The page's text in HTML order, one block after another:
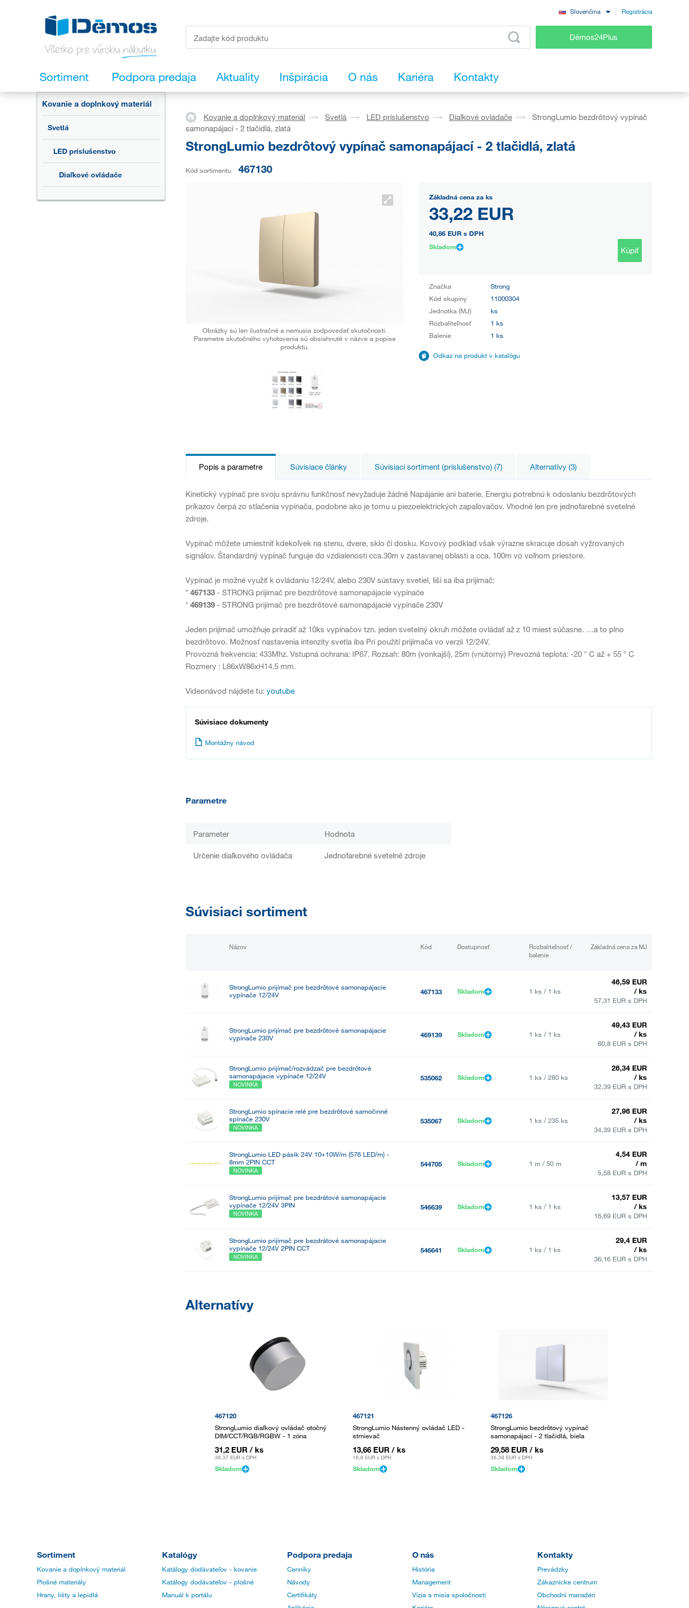
Slovenčina Registrácia
Démos24Plus
Sortiment Podpora predaja Aktuality Inšpirácia O nás Kariéra Kontakty
Kovanie a doplnkový materiál
Svetlá
LED príslušenstvo
Diaľkové ovládače
Kovanie a doplnkový materiál Svetlá LED príslušenstvo Diaľkové ovládače
StrongLumio bezdrôtový vypínač
samonapájací - 2 tlačidlá, zlatá
StrongLumio bezdrôtový vypínač samonapájací - 2 tlačidlá, zlatá
Kód sortimentu 467130
Obrázky sú len ilustračné a nemusia zodpovedať skutočnosti.
Parametre skutočného vyhotovenia sú obsiahnuté v názve a popise
produktu.
Základná cena za ks
33,22 EUR
40,86 EUR s DPH
Skladom
Kúpiť
Značka
Strong
Kód skupiny
11000304
Jednotka (MJ)
ks
Rozbaliteľnosť
1 ks
Balenie
1 ks
Odkaz na produkt v katalógu
Popis a parametre Súvisiace články Súvisiaci sortiment (príslušenstvo) (7) Alternatívy (3)
Kinetický vypínač pre svoju správnu funkčnosť nevyžaduje žádné Napájanie ani baterie. Energiu potrebnú k odoslaniu bezdrôtových
príkazov čerpá zo stlačenia vypínača, podobne ako je tomu u piezoelektrických zapaľovačov. Vhodné len pre jednofarebné svetelné
zdroje.
Vypínač môžete umiestniť kdekoľvek na stenu, dvere, sklo či dosku. Kovový podklad však výrazne skracuje dosah vyžrovaných
signálov. Štandardný vypínač funguje do vzdialenosti cca.30m v zastavanej oblasti a cca. 100m vo voľnom priestore.
Vypínač je možné využiť k ovládaniu 12/24V, alebo 230V sústavy svetiel, liší sa iba prijímač:
* 467133 - STRONG prijímač pre bezdrôtové samonapájacie vypínače
* 469139 - STRONG prijímač pre bezdrôtové samonapájacie vypínače 230V
Jeden prijímač umožňuje priradiť až 10ks vypínačov tzn. jeden svetelný okruh môžete ovládať až z 10 miest súčasne. …a to plno
bezdrôtovo. Možnosť nastavenia intenzity svetla iba Pri použití prijímača vo verzii 12/24V.
Provozná frekvencia: 433Mhz. Vstupná ochrana: IP67. Rozsah: 80m (vonkajší), 25m (vnútorný) Prevozná teplota: -20 ° C až + 55 ° C
Rozmery : L86xW86xH14.5 mm.
Videonávod nájdete tu: youtube
Súvisiace dokumenty
Montážny návod
Parametre
Parameter Hodnota
Určenie diaľkového ovládača Jednofarebné svetelné zdroje
Súvisiaci sortiment
Názov Kód Dostupnosť
Rozbaliteľnosť /
balenie
Základná cena za MJ
StrongLumio prijímač pre bezdrôtové samonapájacie
vypínače 12/24V
467133 Skladom 1 ks / 1 ks
46,59 EUR
/ ks
57,31 EUR s DPH
StrongLumio prijímač pre bezdrôtové samonapájacie
vypínače 230V
469139 Skladom 1 ks / 1 ks
49,43 EUR
/ ks
60,8 EUR s DPH
StrongLumio prijímač/rozvádzač pre bezdrôtové
samonapájacie vypínače 12/24V
NOVINKA
535062 Skladom 1 ks / 280 ks
26,34 EUR
/ ks
32,39 EUR s DPH
StrongLumio spínacie relé pre bezdrôtové samočinné
spínače 230V
NOVINKA
535067 Skladom 1 ks / 235 ks
27,96 EUR
/ ks
34,39 EUR s DPH
StrongLumio LED pásik 24V 10+10W/m (576 LED/m) -
8mm 2PIN CCT
NOVINKA
544705 Skladom 1 m / 50 m
4,54 EUR
/ m
5,58 EUR s DPH
StrongLumio prijímač pre bezdrátové samonapájacie
vypínače 12/24V 3PIN
NOVINKA
546639 Skladom 1 ks / 1 ks
13,57 EUR
/ ks
16,69 EUR s DPH
StrongLumio prijímač pre bezdrátové samonapájacie
vypínače 12/24V 2PIN CCT
NOVINKA
546641 Skladom 1 ks / 1 ks
29,4 EUR
/ ks
36,16 EUR s DPH
Alternatívy
467120
StrongLumio diaľkový ovládač otočný
DIM/CCT/RGB/RGBW - 1 zóna
31,2 EUR / ks
38,37 EUR s DPH
Skladom
467121
StrongLumio Nástenný ovládač LED -
stmievač
13,66 EUR / ks
16,8 EUR s DPH
Skladom
467126
StrongLumio bezdrôtový vypínač
samonapájací - 2 tlačidlá, biela
29,58 EUR / ks
36,38 EUR s DPH
Skladom
Sortiment
Kovanie a doplnkový materiál
Plošné materiály
Hrany, lišty a lepidlá
Katalógy
Katálogy dodávateľov - kovanie
Katálogy dodávateľov - plošné
Manuál k portálu
Podpora predaja
Cenníky
Návody
Certifikáty
O nás
História
Management
Vízia a misia spoločnosti
Kontakty
Prevádzky
Zákaznícke centrum
Obchodní manažéri